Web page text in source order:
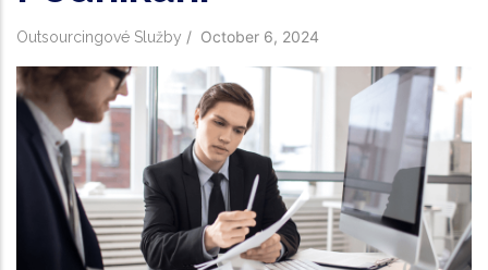
Outsourcingové Služby / October 6, 2024